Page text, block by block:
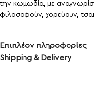
την κωμωδία, με
φιλοσοφούν, χορεύουν,
Επιπλέον πληροφορίες
Shipping & Delivery